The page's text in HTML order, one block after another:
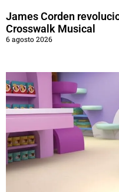
James Corden
Crosswalk Musical
6 agosto 2026